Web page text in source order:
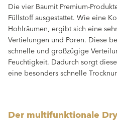
Die vier Baumit Premium-
Füllstoff ausgestattet. Wie eine
Hohlräumen, ergibt sich eine
Vertiefungen und Poren. Diese
schnelle und großzügige
Feuchtigkeit. Dadurch sorgt
eine besonders schnelle
Der multifunktionale